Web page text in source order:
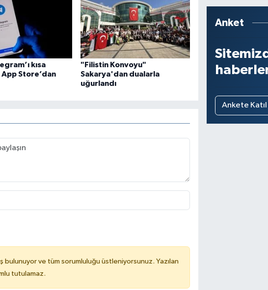
kısa
Store’dan
"Filistin Konvoyu"
Sakarya'dan dualarla
uğurlandı
bulunuyor ve tüm sorumluluğu üstleniyorsunuz. Yazılan
tutulamaz.
Anket
Ankete Katıl